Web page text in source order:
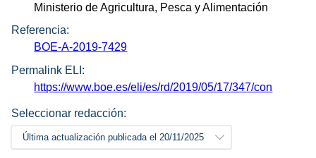
Ministerio de Agricultura, Pesca y Alimentación
Referencia:
BOE-A-2019-7429
Permalink ELI:
https://www.boe.es/eli/es/rd/2019/05/17/347/con
Seleccionar redacción:
Última actualización publicada el 20/11/2025